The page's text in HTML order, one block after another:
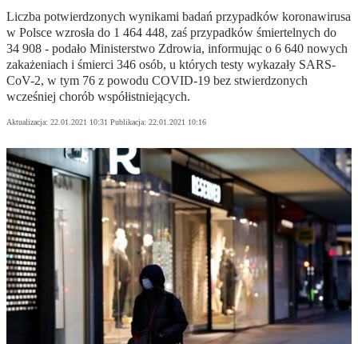
Liczba potwierdzonych wynikami badań przypadków koronawirusa
w Polsce wzrosła do 1 464 448, zaś przypadków śmiertelnych do
34 908 - podało Ministerstwo Zdrowia, informując o 6 640 nowych
zakażeniach i śmierci 346 osób, u których testy wykazały SARS-
CoV-2, w tym 76 z powodu COVID-19 bez stwierdzonych
wcześniej chorób współistniejących.
Aktualizacja: 22.01.2021 10:31 Publikacja: 22.01.2021 10:16